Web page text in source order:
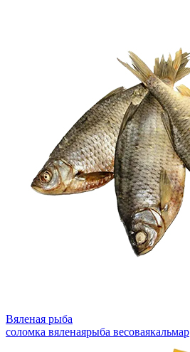
Вяленая рыба
соломка вяленаярыба весоваякальмар